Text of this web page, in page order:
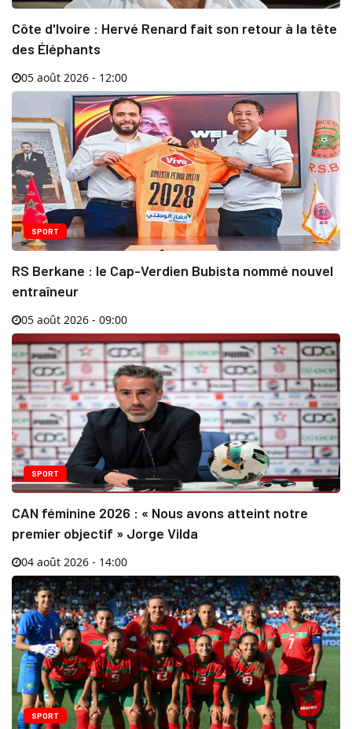
Côte d'Ivoire : Hervé Renard fait son retour à la tête
des Éléphants
05 août 2026 - 12:00
SPORT
RS Berkane : le Cap-Verdien Bubista nommé nouvel
entraîneur
05 août 2026 - 09:00
SPORT
CAN féminine 2026 : « Nous avons atteint notre
premier objectif » Jorge Vilda
04 août 2026 - 14:00
SPORT